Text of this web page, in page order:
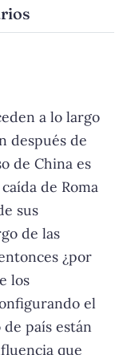
a lo largo
después de
de China es
de Roma
sus
de las
¿por
los
el
país están
que